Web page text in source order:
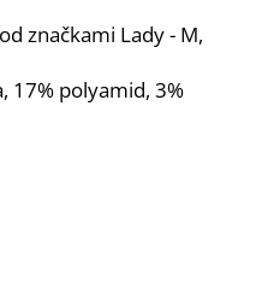
značkami Lady - M,
17% polyamid, 3%